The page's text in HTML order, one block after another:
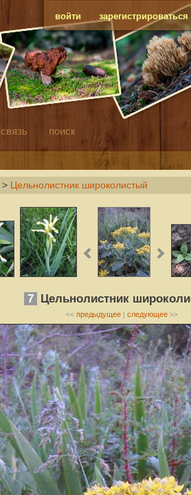
войти зарегистрироваться
поиск
Цельнолистник широколистый
7 Цельнолистник
<< предыдущее| следующее>>